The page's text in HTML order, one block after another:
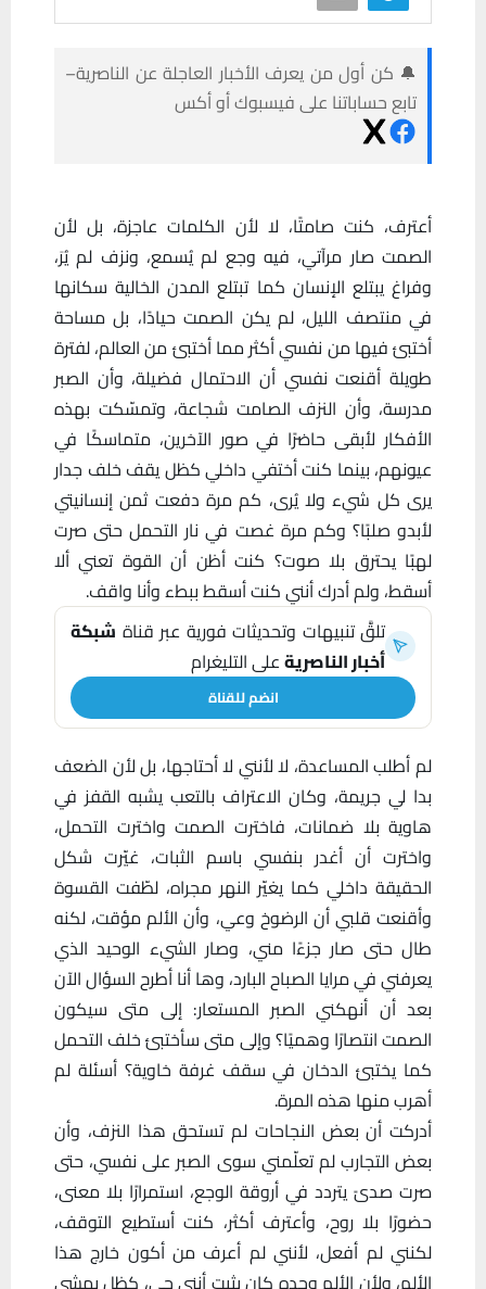
🔔 كن أول من يعرف الأخبار العاجلة عن الناصرية–
تابع حساباتنا على فيسبوك أو أكس
أعترف، كنت صامتًا، لا لأن الكلمات عاجزة، بل لأن
الصمت صار مرآتي، فيه وجع لم يُسمع، ونزف لم يُرَ،
وفراغ يبتلع الإنسان كما تبتلع المدن الخالية سكانها
في منتصف الليل، لم يكن الصمت حيادًا، بل مساحة
أختبئ فيها من نفسي أكثر مما أختبئ من العالم، لفترة
طويلة أقنعت نفسي أن الاحتمال فضيلة، وأن الصبر
مدرسة، وأن النزف الصامت شجاعة، وتمسّكت بهذه
الأفكار لأبقى حاضرًا في صور الآخرين، متماسكًا في
عيونهم، بينما كنت أختفي داخلي كظل يقف خلف جدار
يرى كل شيء ولا يُرى، كم مرة دفعت ثمن إنسانيتي
لأبدو صلبًا؟ وكم مرة غصت في نار التحمل حتى صرت
لهبًا يحترق بلا صوت؟ كنت أظن أن القوة تعني ألا
أسقط، ولم أدرك أنني كنت أسقط ببطء وأنا واقف.
تلقَّ تنبيهات وتحديثات فورية عبر قناة شبكة
أخبار الناصريةعلى التليغرام
انضم للقناة
لم أطلب المساعدة، لا لأنني لا أحتاجها، بل لأن الضعف
بدا لي جريمة، وكان الاعتراف بالتعب يشبه القفز في
هاوية بلا ضمانات، فاخترت الصمت واخترت التحمل،
واخترت أن أغدر بنفسي باسم الثبات، غيّرت شكل
الحقيقة داخلي كما يغيّر النهر مجراه، لطّفت القسوة
وأقنعت قلبي أن الرضوخ وعي، وأن الألم مؤقت، لكنه
طال حتى صار جزءًا مني، وصار الشيء الوحيد الذي
يعرفني في مرايا الصباح البارد، وها أنا أطرح السؤال الآن
بعد أن أنهكني الصبر المستعار: إلى متى سيكون
الصمت انتصارًا وهميًا؟ وإلى متى سأختبئ خلف التحمل
كما يختبئ الدخان في سقف غرفة خاوية؟ أسئلة لم
أهرب منها هذه المرة.
أدركت أن بعض النجاحات لم تستحق هذا النزف، وأن
بعض التجارب لم تعلّمني سوى الصبر على نفسي، حتى
صرت صدىً يتردد في أروقة الوجع، استمرارًا بلا معنى،
حضورًا بلا روح، وأعترف أكثر، كنت أستطيع التوقف،
لكنني لم أفعل، لأنني لم أعرف من أكون خارج هذا